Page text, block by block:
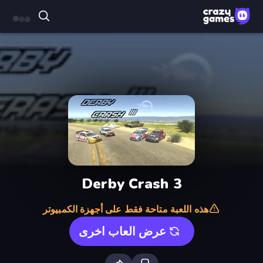
Derby Crash 3
هذه اللعبة متاحة فقط على أجهزة الكمبيوتر
عرض العاب اخرى